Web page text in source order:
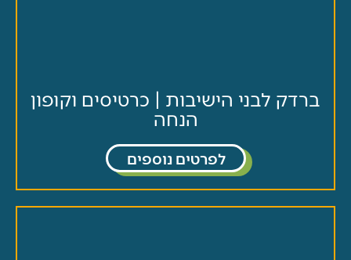
לבני הישיבות | כרטיסים וקופון
לפרטים נוספים